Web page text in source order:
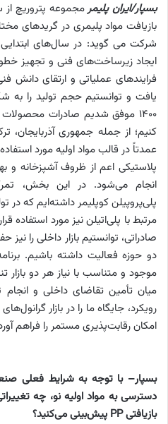
بسپار/ایران پلیمر
بازیافت مواد پلیمری در گریدهای
شرکت می گوید: در سال‌های ابتدایی،
ایجاد زیرساخت‌های فنی و تجهیز
فرایندهای عملیاتی و ارتقای دانش
یافت و توانستیم حجم تولید را به
۱۴۰۰ موفق شدیم صادرات
کنیم؛ از جمله جمهوری آذربایجان،
عمدتاً در قالب مواد اولیه مورد
پلاستیکی اعم از ظروف آشپزخانه و
انجام می‌شود. در این بخش،
پلی‌پروپیلن کوپلیمر داشته‌ایم که در
مرتبط با پلی‌اتیلن نیز مورد استفاده
صادراتی، توانستیم بازار داخلی را
دو حوزه فعالیت داشته باشیم.
موجود و متناسب با نیاز هر دو
میان تأمین تقاضای داخلی و
رویکرد، جایگاه ما را در بازار
امکان رقابت‌پذیری مستمر را فراهم
بسپار–با توجه به شرایط فعلی
دسترسی به مواد اولیه نو، چه
بازیافتیPP پیش‌بینی می‌کنید؟